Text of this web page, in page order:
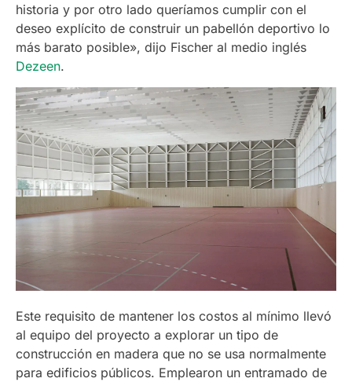
historia y por otro lado queríamos cumplir con el
deseo explícito de construir un pabellón deportivo lo
más barato posible», dijo Fischer al medio inglés
Dezeen.
Este requisito de mantener los costos al mínimo llevó
al equipo del proyecto a explorar un tipo de
construcción en madera que no se usa normalmente
para edificios públicos. Emplearon un entramado de